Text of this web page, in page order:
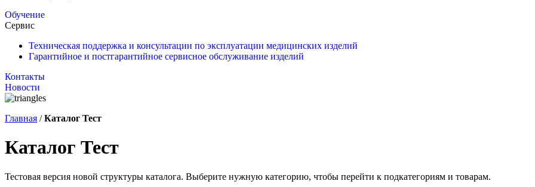
Обучение
Сервис
Техническая поддержка и консультации по эксплуатации медицинских изделий
Гарантийное и постгарантийное сервисное обслуживание изделий
Контакты
Новости
Главная /Каталог Тест
Каталог Тест
Тестовая версия новой структуры каталога. Выберите нужную категорию, чтобы перейти к подкатегориям и товарам.